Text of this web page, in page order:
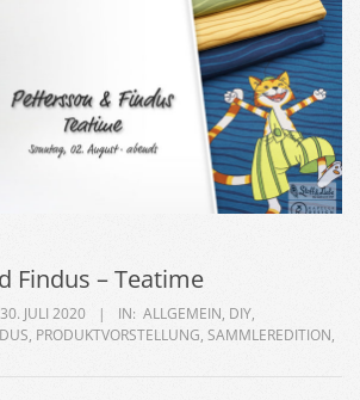
Findus – Teatime
30. JULI 2020 IN: ALLGEMEIN, DIY,
, PRODUKTVORSTELLUNG, SAMMLEREDITION,